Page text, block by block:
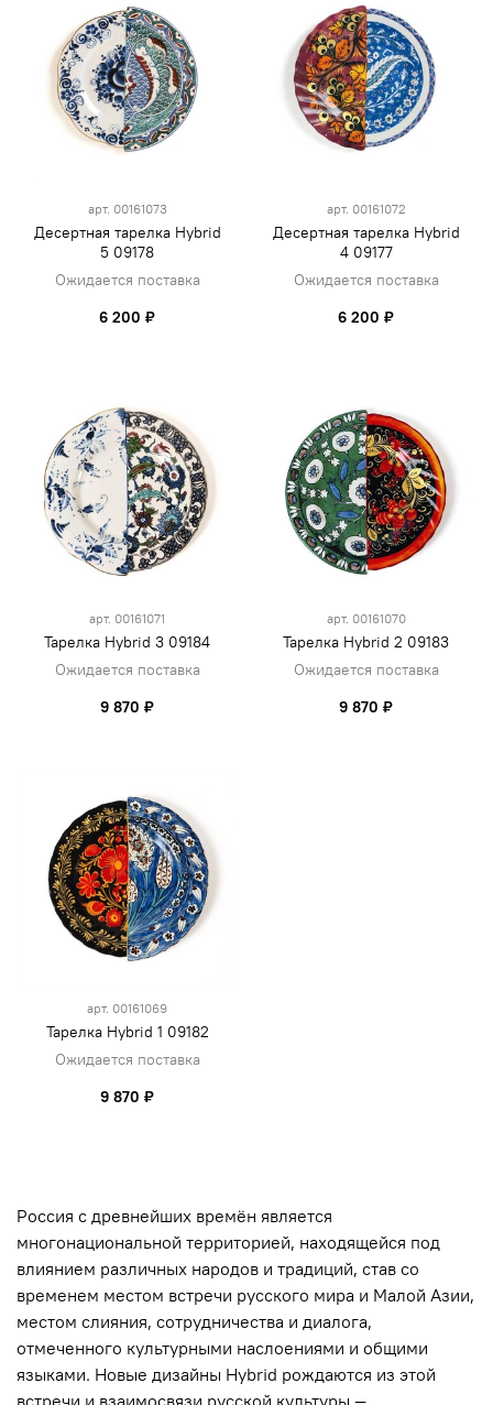
арт. 00161073
Десертная тарелка Hybrid
5 09178
Ожидается поставка
6 200 ₽
арт. 00161072
Десертная тарелка Hybrid
4 09177
Ожидается поставка
6 200 ₽
арт. 00161071
Тарелка Hybrid 3 09184
Ожидается поставка
9 870 ₽
арт. 00161070
Тарелка Hybrid 2 09183
Ожидается поставка
9 870 ₽
арт. 00161069
Тарелка Hybrid 1 09182
Ожидается поставка
9 870 ₽
Россия с древнейших времён является
многонациональной территорией, находящейся под
влиянием различных народов и традиций, став со
временем местом встречи русского мира и Малой Азии,
местом слияния, сотрудничества и диалога,
отмеченного культурными наслоениями и общими
языками. Новые дизайны Hybrid рождаются из этой